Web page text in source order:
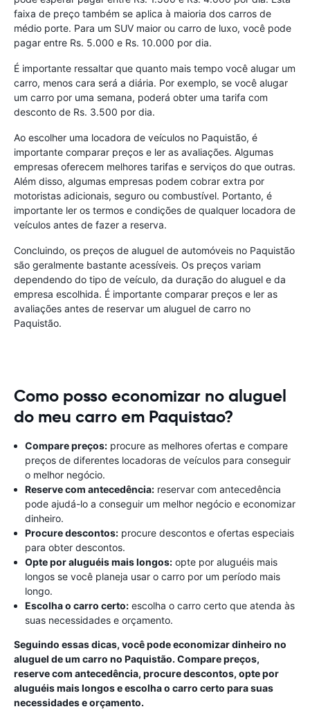
faixa de preço também se aplica à maioria dos carros de
médio porte. Para um SUV maior ou carro de luxo, você pode
pagar entre Rs. 5.000 e Rs. 10.000 por dia.
É importante ressaltar que quanto mais tempo você alugar um
carro, menos cara será a diária. Por exemplo, se você alugar
um carro por uma semana, poderá obter uma tarifa com
desconto de Rs. 3.500 por dia.
Ao escolher uma locadora de veículos no Paquistão, é
importante comparar preços e ler as avaliações. Algumas
empresas oferecem melhores tarifas e serviços do que outras.
Além disso, algumas empresas podem cobrar extra por
motoristas adicionais, seguro ou combustível. Portanto, é
importante ler os termos e condições de qualquer locadora de
veículos antes de fazer a reserva.
Concluindo, os preços de aluguel de automóveis no Paquistão
são geralmente bastante acessíveis. Os preços variam
dependendo do tipo de veículo, da duração do aluguel e da
empresa escolhida. É importante comparar preços e ler as
avaliações antes de reservar um aluguel de carro no
Paquistão.
Como posso economizar no aluguel
do meu carro em Paquistao?
Compare preços: procure as melhores ofertas e compare
preços de diferentes locadoras de veículos para conseguir
o melhor negócio.
Reserve com antecedência: reservar com antecedência
pode ajudá-lo a conseguir um melhor negócio e economizar
dinheiro.
Procure descontos: procure descontos e ofertas especiais
para obter descontos.
Opte por aluguéis mais longos: opte por aluguéis mais
longos se você planeja usar o carro por um período mais
longo.
Escolha o carro certo: escolha o carro certo que atenda às
suas necessidades e orçamento.
Seguindo essas dicas, você pode economizar dinheiro no
aluguel de um carro no Paquistão. Compare preços,
reserve com antecedência, procure descontos, opte por
aluguéis mais longos e escolha o carro certo para suas
necessidades e orçamento.